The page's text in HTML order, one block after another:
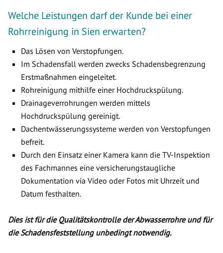
Welche Leistungen darf der Kunde bei einer
Rohrreinigung in Sien erwarten?
Das Lösen von Verstopfungen.
Im Schadensfall werden zwecks Schadensbegrenzung
Erstmaßnahmen eingeleitet.
Rohreinigung mithilfe einer Hochdruckspülung.
Drainageverrohrungen werden mittels
Hochdruckspülung gereinigt.
Dachentwässerungssysteme werden von Verstopfungen
befreit.
Durch den Einsatz einer Kamera kann die TV-Inspektion
des Fachmannes eine versicherungstaugliche
Dokumentation via Video oder Fotos mit Uhrzeit und
Datum festhalten.
Dies ist für die Qualitätskontrolle der Abwasserrohre und für
die Schadensfeststellung unbedingt notwendig.